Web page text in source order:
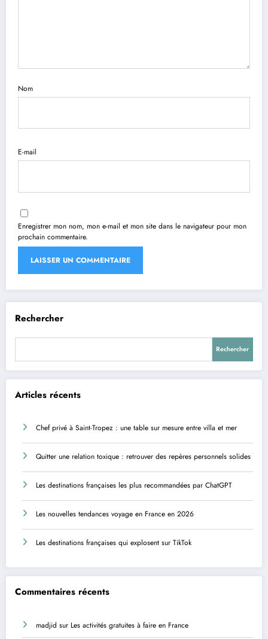
Nom
E-mail
Enregistrer mon nom, mon e-mail et mon site dans le navigateur pour mon
prochain commentaire.
Rechercher
Rechercher
Articles récents
Chef privé à Saint-Tropez : une table sur mesure entre villa et mer
Quitter une relation toxique : retrouver des repères personnels solides
Les destinations françaises les plus recommandées par ChatGPT
Les nouvelles tendances voyage en France en 2026
Les destinations françaises qui explosent sur TikTok
Commentaires récents
madjid sur Les activités gratuites à faire en France